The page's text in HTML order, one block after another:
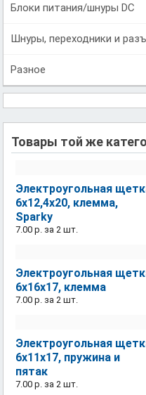
Блоки питания/шнуры DC
Шнуры, переходники и
Разное
Товары той же
Электроугольная
6х12,4х20, клемма,
Sparky
7.00 р. за 2 шт.
Электроугольная
6х16х17, клемма
7.00 р. за 2 шт.
Электроугольная
6х11х17, пружина и
пятак
7.00 р. за 2 шт.